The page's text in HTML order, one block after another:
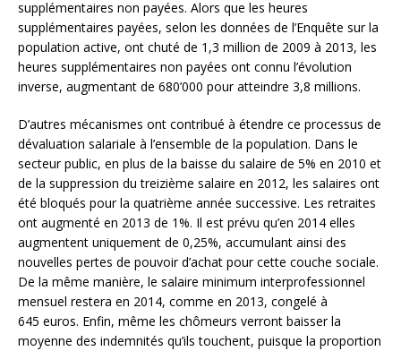
supplémentaires non payées. Alors que les heures
supplémentaires payées, selon les données de l’Enquête sur la
population active, ont chuté de 1,3 million de 2009 à 2013, les
heures supplémentaires non payées ont connu l’évolution
inverse, augmentant de 680’000 pour atteindre 3,8 millions.
D’autres mécanismes ont contribué à étendre ce processus de
dévaluation salariale à l’ensemble de la population. Dans le
secteur public, en plus de la baisse du salaire de 5% en 2010 et
de la suppression du treizième salaire en 2012, les salaires ont
été bloqués pour la quatrième année successive. Les retraites
ont augmenté en 2013 de 1%. Il est prévu qu’en 2014 elles
augmentent uniquement de 0,25%, accumulant ainsi des
nouvelles pertes de pouvoir d’achat pour cette couche sociale.
De la même manière, le salaire minimum interprofessionnel
mensuel restera en 2014, comme en 2013, congelé à
645 euros. Enfin, même les chômeurs verront baisser la
moyenne des indemnités qu’ils touchent, puisque la proportion